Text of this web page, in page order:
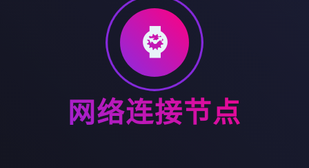
⌚
网络连接节点